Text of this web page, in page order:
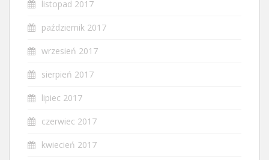
listopad 2017
październik 2017
wrzesień 2017
sierpień 2017
lipiec 2017
czerwiec 2017
kwiecień 2017